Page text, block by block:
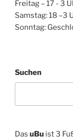
Freitag – 17 - 3
Samstag: 18 –3
Sonntag:
Suchen
Das uBu ist 3